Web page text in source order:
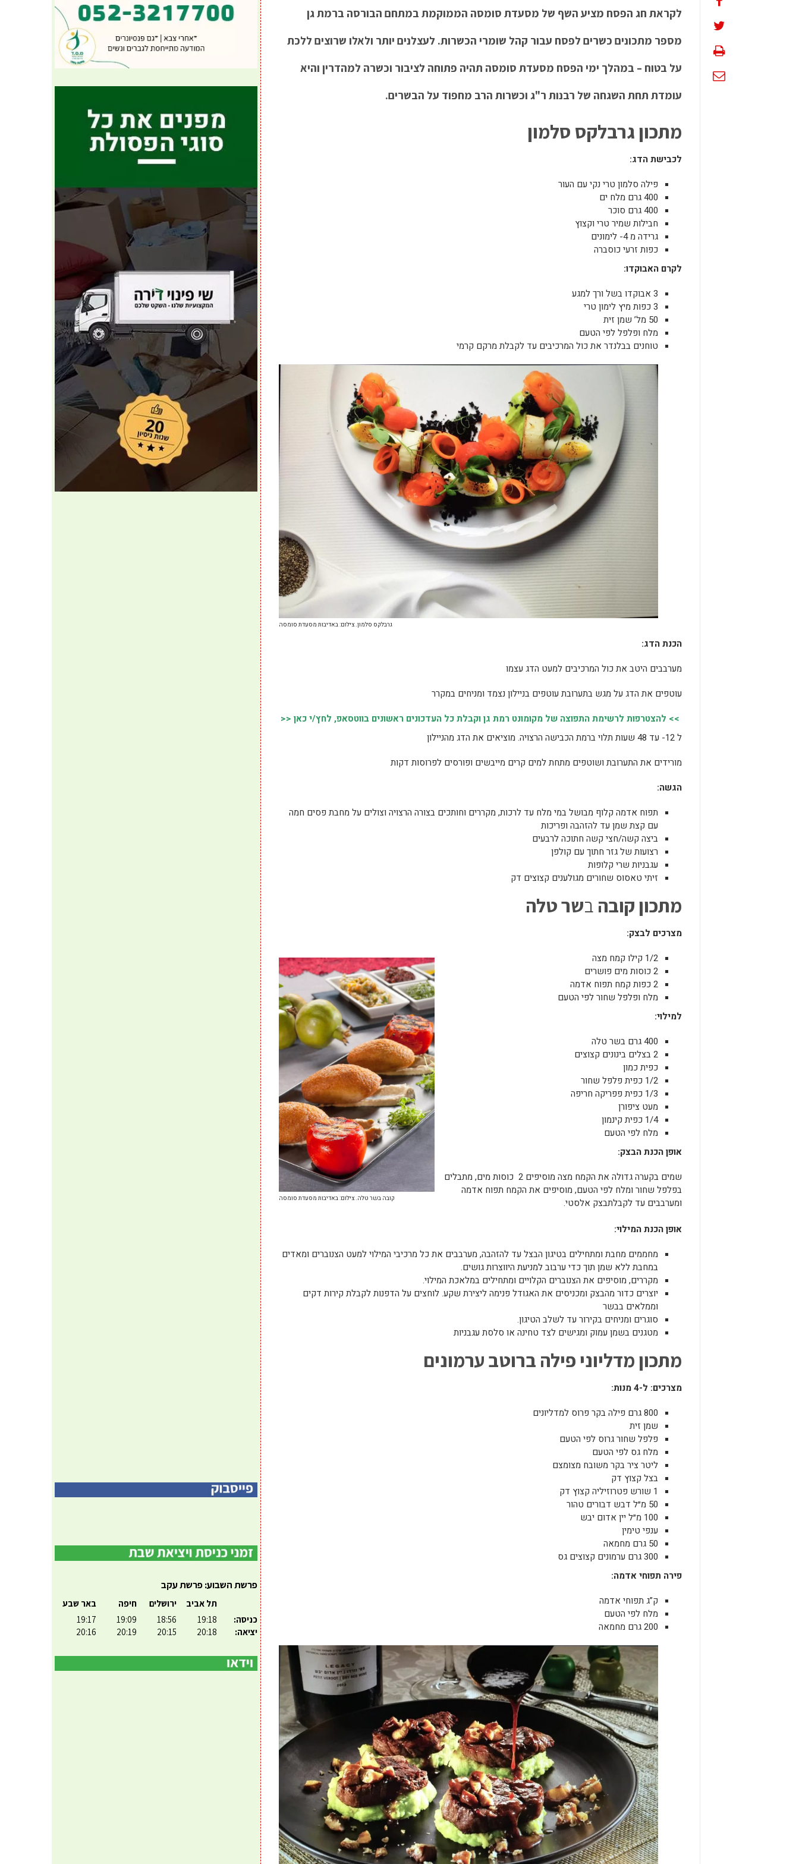
לקראת חג הפסח מציע השף של מסעדת סומסה הממוקמת במתחם הבורסה ברמת גן
מספר מתכונים כשרים לפסח עבור קהל שומרי הכשרות. לעצלנים יותר ולאלו שרוצים ללכת
על בטוח – במהלך ימי הפסח מסעדת סומסה תהיה פתוחה לציבור וכשרה למהדרין והיא
עומדת תחת השגחה של רבנות ר"ג וכשרות הרב מחפוד על הבשרים.
מתכון גרבלקס סלמון
לכבישת הדג:
פילה סלמון טרי נקי עם העור
400 גרם מלח ים
400 גרם סוכר
חבילות שמיר טרי וקצוץ
גרידה מ 4- לימונים
כפות זרעי כוסברה
לקרם האבוקדו:
3 אבוקדו בשל ורך למגע
3 כפות מיץ לימון טרי
50 מל’ שמן זית
מלח ופלפל לפי הטעם
טוחנים בבלנדר את כול המרכיבים עד לקבלת מרקם קרמי
גרבלקס סלמון. צילום: באדיבות מסעדת סומסה
הכנת הדג:
מערבבים היטב את כול המרכיבים למעט הדג עצמו
עוטפים את הדג על מגש בתערובת עוטפים בניילון נצמד ומניחים במקרר
>> להצטרפות לרשימת התפוצה של מקומונט רמת גן וקבלת כל העדכונים ראשונים בווטסאפ, לחץ/י כאן <<
ל 12- עד 48 שעות תלוי ברמת הכבישה הרצויה. מוציאים את הדג מהניילון
מורידים את התערובת ושוטפים מתחת למים קרים מייבשים ופורסים לפרוסות דקות
הגשה:
תפוח אדמה קלוף מבושל במי מלח עד לרכות, מקררים וחותכים בצורה הרצויה וצולים על מחבת פסים חמה
עם קצת שמן עד להזהבה ופריכות
ביצה קשה/חצי קשה חתוכה לרבעים
רצועות של גזר חתוך עם קולפן
עגבניות שרי קלופות
זיתי טאסוס שחורים מגולענים קצוצים דק
מתכון קובה בשרטלה
מצרכים לבצק:
קובה בשר טלה. צילום: באדיבות מסעדת סומסה
1/2 קילו קמח מצה
2 כוסות מים פושרים
2 כפות קמח תפוח אדמה
מלח ופלפל שחור לפי הטעם
למילוי:
400 גרם בשר טלה
2 בצלים בינונים קצוצים
כפית כמון
1/2 כפית פלפל שחור
1/3 כפית פפריקה חריפה
מעט ציפורן
1/4 כפית קינמון
מלח לפי הטעם
אופן הכנת הבצק:
שמים בקערה גדולה את הקמח מצה מוסיפים 2 כוסות מים, מתבלים
בפלפל שחור ומלח לפי הטעם, מוסיפים את הקמח תפוח אדמה
ומערבבים עד לקבלתבצק אלסטי.
אופן הכנת המילוי:
מחממים מחבת ומתחילים בטיגון הבצל עד להזהבה, מערבבים את כל מרכיבי המילוי למעט הצנוברים ומאדים
במחבת ללא שמן תוך כדי ערבוב למניעת היווצרות גושים.
מקררים, מוסיפים את הצנוברים הקלויים ומתחילים במלאכת המילוי.
יוצרים כדור מהבצק ומכניסים את האגודל פנימה ליצירת שקע. לוחצים על הדפנות לקבלת קירות דקים
וממלאים בבשר
סוגרים ומניחים בקירור עד לשלב הטיגון.
מטגנים בשמן עמוק ומגישים לצד טחינה או סלסת עגבניות
מתכון מדליוניפילה ברוטבערמונים
מצרכים: ל-4 מנות:
800 גרם פילה בקר פרוס למדליונים
שמן זית
פלפל שחור גרוס לפי הטעם
מלח גס לפי הטעם
ליטר ציר בקר משובח מצומצם
בצל קצוץ דק
1 שורש פטרוזיליה קצוץ דק
50 מ״ל דבש דבורים טהור
100 מ״ל יין אדום יבש
ענפי טימין
50 גרם מחמאה
300 גרם ערמונים קצוצים גס
פירה תפוחי אדמה:
ק”ג תפוחי אדמה
מלח לפי הטעם
200 גרם מחמאה
פרשת השבוע: פרשת עקב
כניסה:
יציאה:
תל אביב
19:18
20:18
ירושלים
18:56
20:15
חיפה
19:09
20:19
באר שבע
19:17
20:16